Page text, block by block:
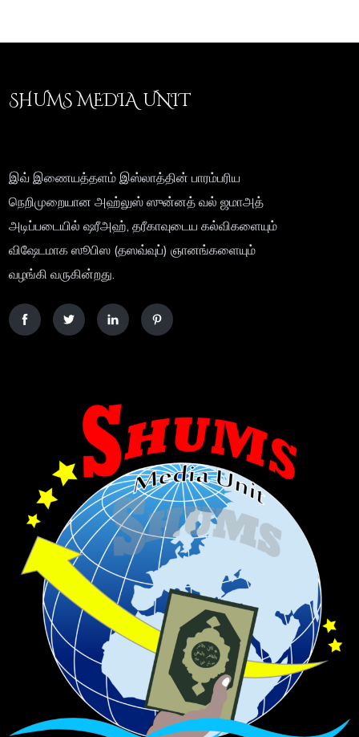
SHUMS MEDIA UNIT
இவ் இணையத்தளம் இஸ்லாத்தின் பாரம்பரிய
நெறிமுறையான அஹ்லுஸ் ஸுன்னத் வல் ஜமாஅத்
அடிப்படையில் ஷரீஅஹ், தரீகாவுடைய கல்விகளையும்
விஷேடமாக ஸூபிஸ (தஸவ்வுப்) ஞானங்களையும்
வழங்கி வருகின்றது.